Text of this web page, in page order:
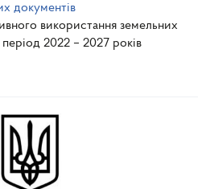
документів
використання земельних
2022 – 2027 років